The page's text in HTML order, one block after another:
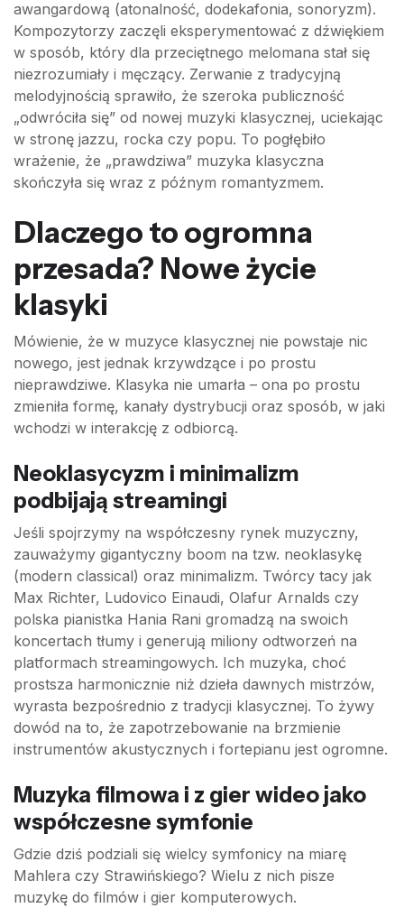
awangardową (atonalność, dodekafonia, sonoryzm).
Kompozytorzy zaczęli eksperymentować z dźwiękiem
w sposób, który dla przeciętnego melomana stał się
niezrozumiały i męczący. Zerwanie z tradycyjną
melodyjnością sprawiło, że szeroka publiczność
„odwróciła się” od nowej muzyki klasycznej, uciekając
w stronę jazzu, rocka czy popu. To pogłębiło
wrażenie, że „prawdziwa” muzyka klasyczna
skończyła się wraz z późnym romantyzmem.
Dlaczego to ogromna
przesada? Nowe życie
klasyki
Mówienie, że w muzyce klasycznej nie powstaje nic
nowego, jest jednak krzywdzące i po prostu
nieprawdziwe. Klasyka nie umarła – ona po prostu
zmieniła formę, kanały dystrybucji oraz sposób, w jaki
wchodzi w interakcję z odbiorcą.
Neoklasycyzm i minimalizm
podbijają streamingi
Jeśli spojrzymy na współczesny rynek muzyczny,
zauważymy gigantyczny boom na tzw. neoklasykę
(modern classical) oraz minimalizm. Twórcy tacy jak
Max Richter, Ludovico Einaudi, Olafur Arnalds czy
polska pianistka Hania Rani gromadzą na swoich
koncertach tłumy i generują miliony odtworzeń na
platformach streamingowych. Ich muzyka, choć
prostsza harmonicznie niż dzieła dawnych mistrzów,
wyrasta bezpośrednio z tradycji klasycznej. To żywy
dowód na to, że zapotrzebowanie na brzmienie
instrumentów akustycznych i fortepianu jest ogromne.
Muzyka filmowa i z gier wideo jako
współczesne symfonie
Gdzie dziś podziali się wielcy symfonicy na miarę
Mahlera czy Strawińskiego? Wielu z nich pisze
muzykę do filmów i gier komputerowych.